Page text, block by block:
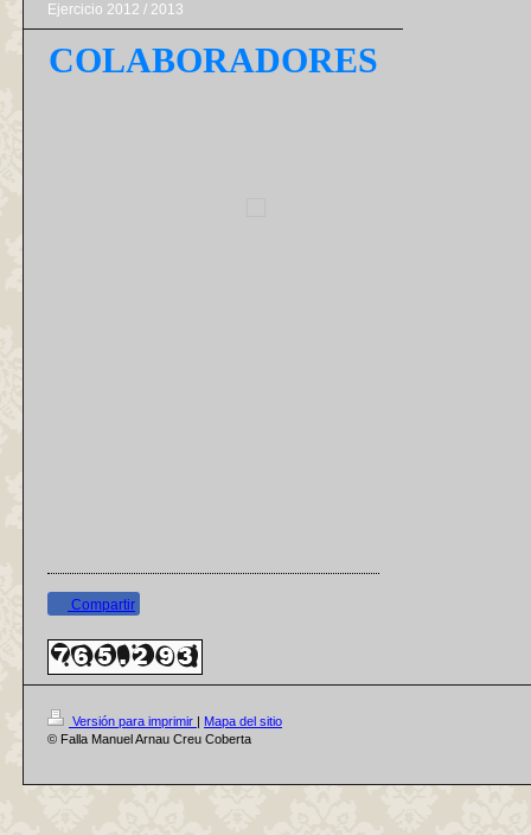
Ejercicio 2012 / 2013
COLABORADORES
Compartir
Versión para imprimir | Mapa del sitio
© Falla Manuel Arnau Creu Coberta